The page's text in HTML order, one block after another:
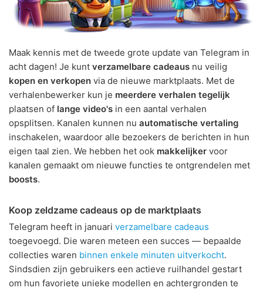
Maak kennis met de tweede grote update van Telegram in
acht dagen! Je kunt verzamelbare cadeaus nu veilig
kopen en verkopen via de nieuwe marktplaats. Met de
verhalenbewerker kun je meerdere verhalen tegelijk
plaatsen of lange video's in een aantal verhalen
opsplitsen. Kanalen kunnen nu automatische vertaling
inschakelen, waardoor alle bezoekers de berichten in hun
eigen taal zien. We hebben het ook makkelijker voor
kanalen gemaakt om nieuwe functies te ontgrendelen met
boosts.
Koop zeldzame cadeaus op de marktplaats
Telegram heeft in januari verzamelbare cadeaus
toegevoegd. Die waren meteen een succes — bepaalde
collecties waren binnen enkele minuten uitverkocht.
Sindsdien zijn gebruikers een actieve ruilhandel gestart
om hun favoriete unieke modellen en achtergronden te